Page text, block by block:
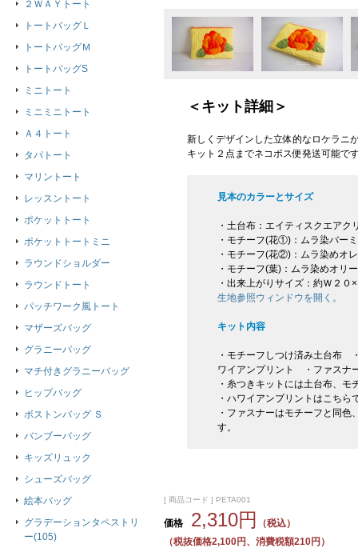
＜キット詳細＞
新しくデザインした立体的なロケラニ
キット２点までネコポス便発送可能で
見本のカラーとサイズ
・土台布：エイティスクエアク
・モチーフ(花①)：ムラ染バー
・モチーフ(花②)：ムラ染めオ
・モチーフ(葉)：ムラ染めオリ
・出来上がりサイズ：約Ｗ２０
生地参照ウィンドウを開く。
キット内容
・モチーフしつけ済み土台布
ワイアンプリント ・ファス
・糸つきキットには土台布、
・ハワイアンプリントはこちら
・ファスナーはモチーフと同
す。
[ 商品コード ] PETA001
価格 2,310円
（税込）
（税抜価格2,100円、消費税額210円）
２ＷＡＹトート
トートバッグＬ
トートバッグＭ
トートバッグS
ミニトート
ミニミニトート
Ａ４トート
タパトート
マリントート
レッスントート
ポケットトート
ポケットトートミニ
ラウンドショルダー
ラウンドトート
パッチワーク風トート
マザーズバッグ
グラニーバッグ
マチ付きグラニーバッグ
ヒップバッグ
ボストンバッグ Ｓ
バンブーバッグ
キッズリュック
シューズバッグ
絵本バッグ
グラデーションタペストリ
ー(105)